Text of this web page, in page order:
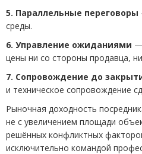
5. Параллельные переговоры
среды.
6. Управление ожиданиями —
цены ни со стороны продавца,
7. Сопровождение до
и техническое сопровождение
Рыночная доходность
не с увеличением площади
решённых конфликтных
исключительно командой